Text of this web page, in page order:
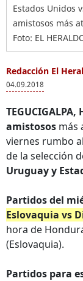
Estados Unidos
amistosos más
Foto: EL
Redacción El
04.09.2018
TEGUCIGALPA,
amistosos más
viernes rumbo al
de la selección
Uruguay y
Partidos del
Eslovaquia vs
hora de
(Eslovaquia).
Partidos para